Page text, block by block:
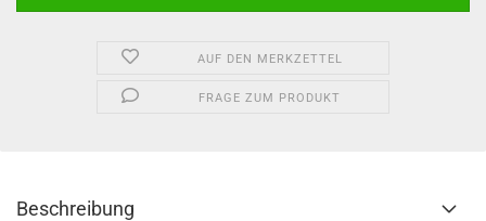
AUF DEN MERKZETTEL
FRAGE ZUM PRODUKT
Beschreibung